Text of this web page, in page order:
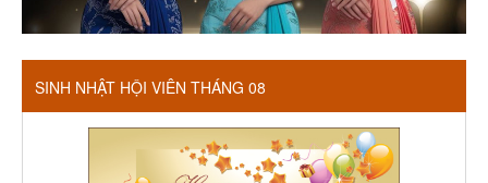
SINH NHẬT HỘI VIÊN THÁNG 08